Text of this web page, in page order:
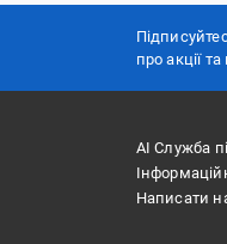
про акції
АІ Служба
Написати